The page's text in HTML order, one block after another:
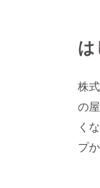
は
株
の
く
プ